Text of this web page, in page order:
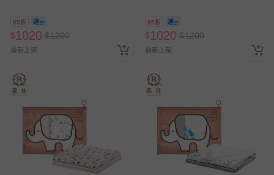
85折
$1020 $1200
最新上架
85折
$1020 $1200
最新上架